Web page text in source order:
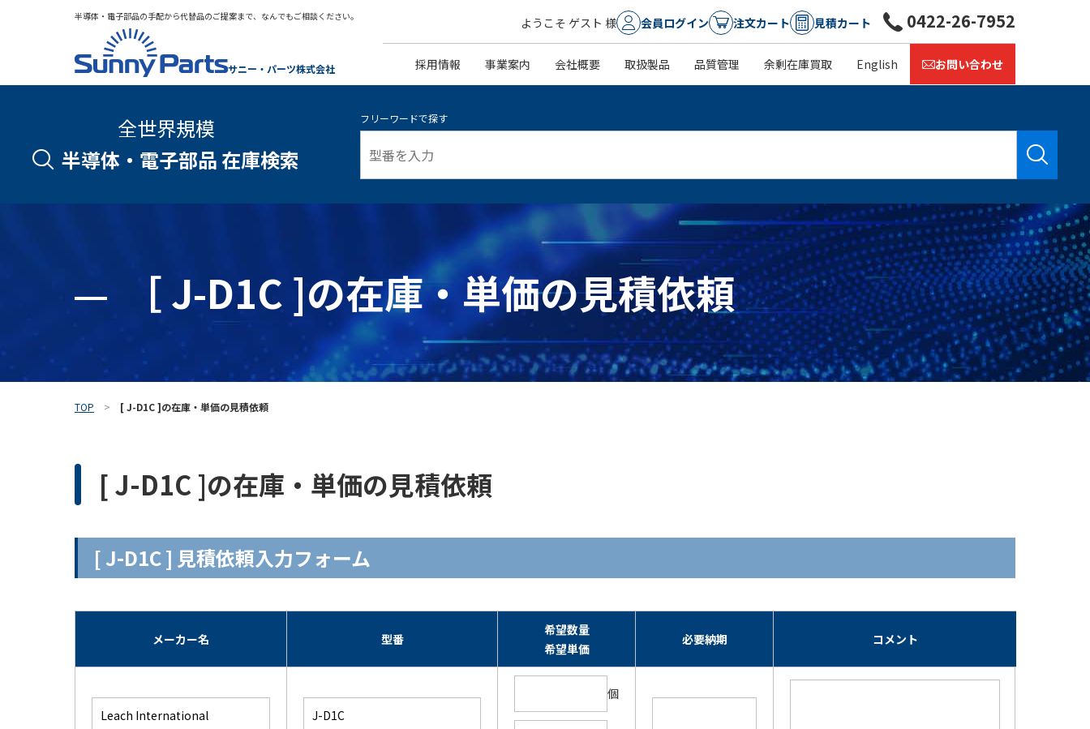
半導体・電子部品の手配から代替品のご提案まで、なんでもご相談ください。
サニー・パーツ株式会社
ようこそ ゲスト 様 会員ログイン 注文カート 見積カート
採用情報 事業案内 会社概要 取扱製品 品質管理 余剰在庫買取 English お問い合わせ
0422-26-7952
全世界規模
半導体・電子部品 在庫検索
フリーワードで探す
［ J-D1C ]の在庫・単価の見積依頼
TOP [ J-D1C ]の在庫・単価の見積依頼
[ J-D1C ]の在庫・単価の見積依頼
[ J-D1C ] 見積依頼入力フォーム
メーカー名 型番
希望数量
希望単価
必要納期 コメント
個